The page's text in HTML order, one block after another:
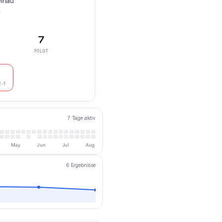
7
FOLGT
1
7 Tage aktiv
May Jun Jul Aug
6 Ergebnisse